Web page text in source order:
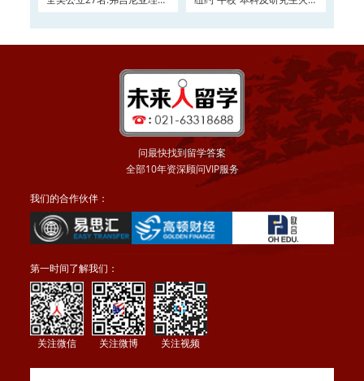
问最快找到留学答案
全部10年资深顾问VIP服务
我们的合作伙伴：
第一时间了解我们：
关注微信 关注微博 关注视频